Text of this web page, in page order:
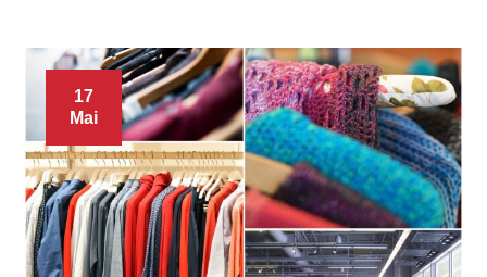
17
Mai